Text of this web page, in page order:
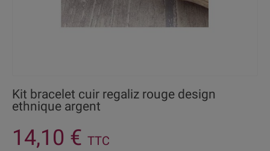
Kit bracelet cuir regaliz rouge design
ethnique argent
14,10 € TTC